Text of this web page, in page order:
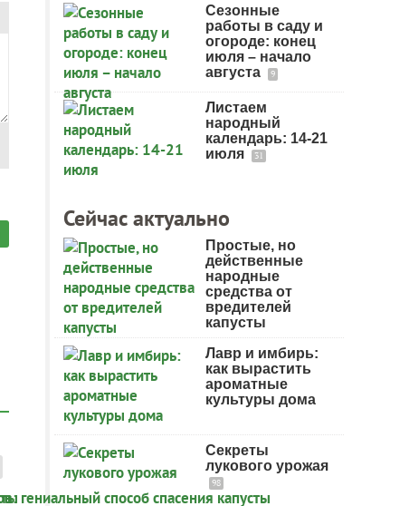
Сезонные
работы в саду и
огороде: конец
июля – начало
августа
9
Листаем
народный
календарь: 14-21
июля
31
Сейчас актуально
Простые, но
действенные
народные
средства от
вредителей
капусты
Лавр и имбирь:
как вырастить
ароматные
культуры дома
Секреты
лукового урожая
98